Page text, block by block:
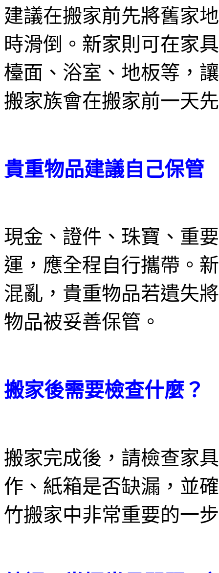
建議在搬家前先將舊家
時滑倒。新家則可在家
檯面、浴室、地板等，
搬家族會在搬家前一天
貴重物品建議自己保管
現金、證件、珠寶、重
運，應全程自行攜帶。
混亂，貴重物品若遺失
物品被妥善保管。
搬家後需要檢查什麼？
搬家完成後，請檢查家
作、紙箱是否缺漏，並
竹搬家中非常重要的一